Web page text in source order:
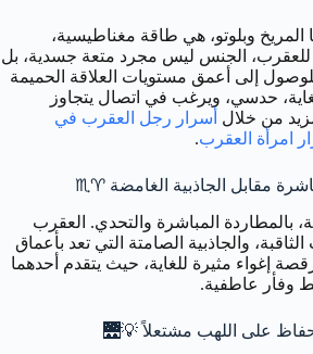
المريخ وبلوتو، هي طاقة مغناطيسية،
للعقرب، الجنس ليس مجرد متعة جسدية، بل
إلى أعمق مستويات العلاقة الحميمة
حدسي، ويرغب في اتصال يتجاوز
من خلال أسرار رجل العقرب في
امرأة العقرب.
مقابل الجاذبية الغامضة ♈️♏️
بالمطاردة المباشرة والتحدي. العقرب
والجاذبية الصامتة التي تعد بأعماق
إغواء مثيرة للغاية، حيث يتقدم أحدهما
وفأر عاطفية.
على اللهب مشتعلاً 💡🌉